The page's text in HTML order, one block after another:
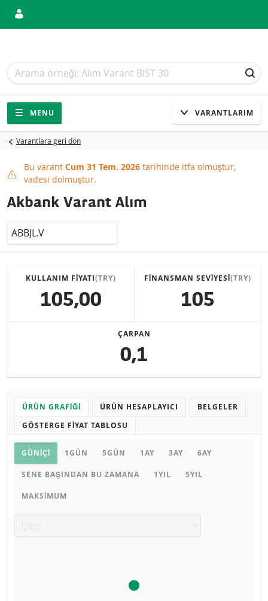
Arama
Arama
Gezinti
Sitede gezinti
MENU VARANTLARIM
Varantlara geri dön
This product has expired
Bu varant Cum 31 Tem. 2026 tarihinde itfa olmuştur,
vadesi dolmuştur.
Akbank Varant Alım
LocalCode
KULLANIM FIYATI(TRY)
105,00
FINANSMAN SEVIYESI(TRY)
105
ÇARPAN
0,1
ÜRÜN GRAFIĞI ÜRÜN HESAPLAYICI
BELGELER
GÖSTERGE FIYAT TABLOSU
Ürün grafiği
GÜNIÇI 1GÜN 5GÜN 1AY 3AY 6AY
SENE BAŞINDAN BU ZAMANA 1YIL 5YIL
MAKSIMUM